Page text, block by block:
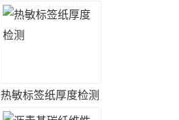
热敏标签纸厚度检测